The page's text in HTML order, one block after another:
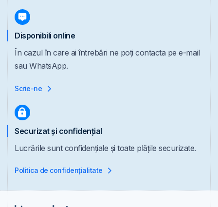
Disponibili online
În cazul în care ai întrebări ne poți contacta pe e-mail
sau WhatsApp.
Scrie-ne
Securizat și confidențial
Lucrările sunt confidențiale și toate plățile securizate.
Politica de confidențialitate